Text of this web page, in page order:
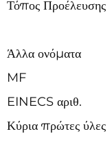
Τόπος Προέλευσης
Άλλα ονόματα
MF
EINECS αριθ.
Κύρια πρώτες ύλες